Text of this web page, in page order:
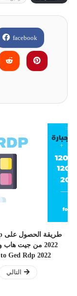
facebook
2022 من جيت هاب
Ged Rdp 2022
التالي